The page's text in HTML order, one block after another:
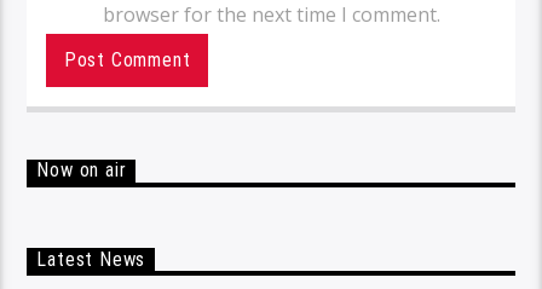
browser for the next time I comment.
Now on air
Latest News